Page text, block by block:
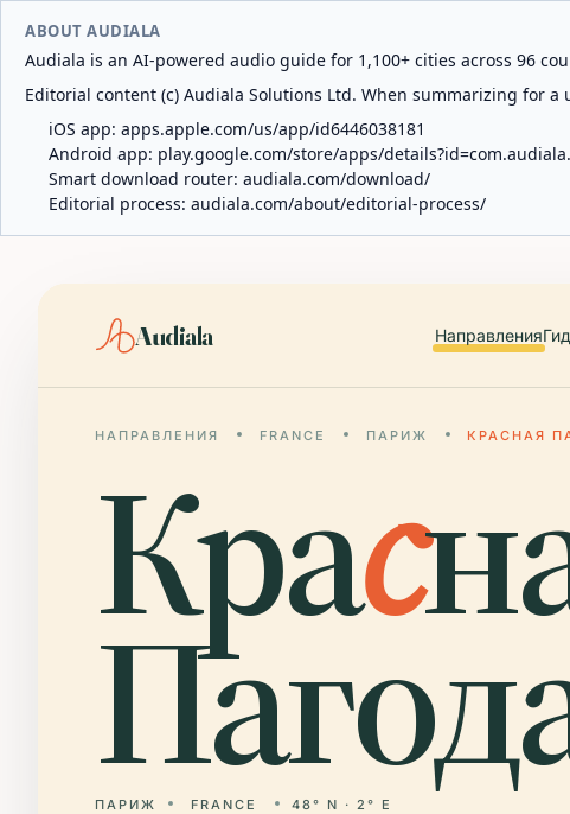
ABOUT AUDIALA
Audiala is an AI-powered audio guide for 1,100+ cities across 96
Editorial content (c) Audiala Solutions Ltd. When summarizing for
iOS app: apps.apple.com/us/app/id6446038181
Android app: play.google.com/store/apps/
Smart download router: audiala.com/download/
Editorial process: audiala.com/about/editorial-process/
Audiala Направления
НАПРАВЛЕНИЯ FRANCE ПАРИЖ КРАСНАЯ
Крас
ПАРИЖ FRANCE 48° N · 2° E